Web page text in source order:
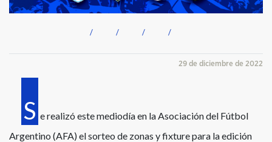
29 de diciembre de 2022
S e realizó este mediodía en la Asociación del Fútbol
Argentino (AFA) el sorteo de zonas y fixture para la edición